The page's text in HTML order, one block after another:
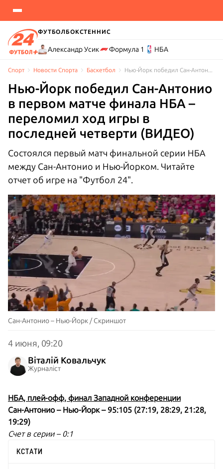
ФУТБОЛБОКСТЕННИС
Александр Усик Формула 1 НБА
Спорт Новости Cпорта Баскетбол
Нью-Йорк победил Сан-Антонио
в первом матче финала НБА –
переломил ход игры в
последней четверти (ВИДЕО)
Состоялся первый матч финальной серии НБА
между Сан-Антонио и Нью-Йорком. Читайте
отчет об игре на "Футбол 24".
Сан-Антонио – Нью-Йорк / Скриншот
4 июня, 09:20
Віталій Ковальчук
Журналіст
НБА, плей-офф, финал Западной конференции
Сан-Антонио – Нью-Йорк – 95:105 (27:19, 28:29, 21:28,
19:29)
Счет в серии – 0:1
КСТАТИ